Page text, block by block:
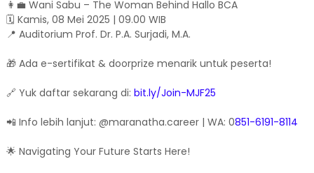
👩‍💼 Wani Sabu – The Woman Behind Hallo BCA
🗓 Kamis, 08 Mei 2025 | 09.00 WIB
📍 Auditorium Prof. Dr. P.A. Surjadi, M.A.
🎁 Ada e-sertifikat & doorprize menarik untuk peserta!
🔗 Yuk daftar sekarang di: bit.ly/Join-MJF25
📲 Info lebih lanjut: @maranatha.career | WA: 0851-6191-8114
🌟 Navigating Your Future Starts Here!